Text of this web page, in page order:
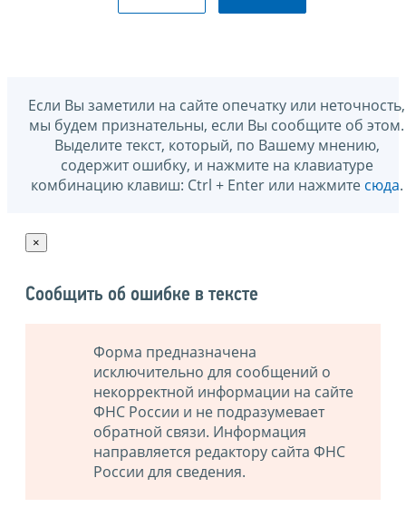
Если Вы заметили на сайте опечатку или неточность,
мы будем признательны, если Вы сообщите об этом.
Выделите текст, который, по Вашему мнению,
содержит ошибку, и нажмите на клавиатуре
комбинацию клавиш: Ctrl + Enter или нажмите сюда.
×
Сообщить об ошибке в тексте
Форма предназначена
исключительно для сообщений о
некорректной информации на сайте
ФНС России и не подразумевает
обратной связи. Информация
направляется редактору сайта ФНС
России для сведения.